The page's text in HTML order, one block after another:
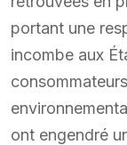
portant une
incombe aux
ont engendré